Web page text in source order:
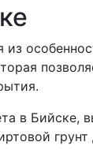
в Бийске,